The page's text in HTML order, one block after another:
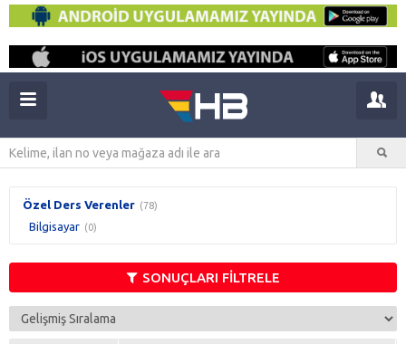
Özel Ders Verenler (78)
Bilgisayar (0)
SONUÇLARI FİLTRELE